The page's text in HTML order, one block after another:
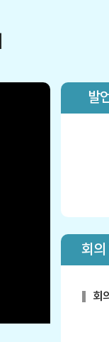
발
회의
회